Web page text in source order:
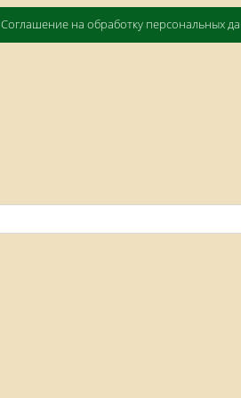
Соглашение на обработку персональных